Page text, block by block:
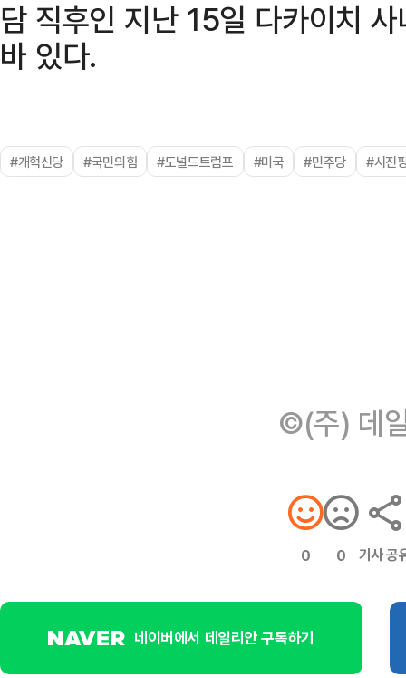
담 직후인 지난 15일 다카이치
바 있다.
#개혁신당 #국민의힘 #도널드트럼프 #미국 #민주당 #시진
©(주) 데
0 0 기사 공
네이버에서 데일리안 구독하기